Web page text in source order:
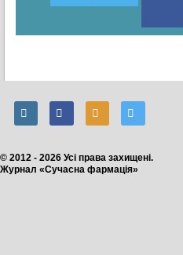
© 2012 - 2026 Усі права захищені.
Журнал «Сучасна фармація»